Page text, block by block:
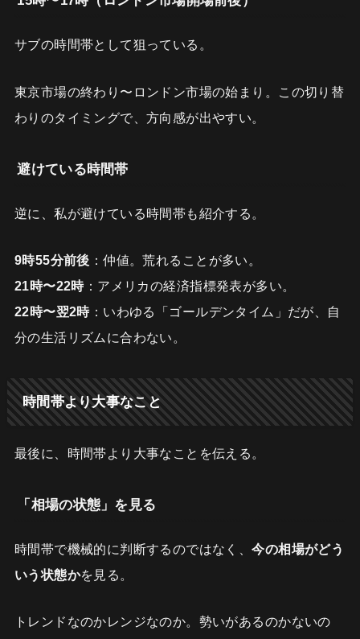
サブの時間帯として狙っている。
東京市場の終わり〜ロンドン市場の始まり。この切り替
わりのタイミングで、方向感が出やすい。
避けている時間帯
逆に、私が避けている時間帯も紹介する。
9時55分前後 ：仲値。荒れることが多い。
21時〜22時：アメリカの経済指標発表が多い。
22時〜翌2時：いわゆる「ゴールデンタイム」だが、自
分の生活リズムに合わない。
時間帯より大事なこと
最後に、時間帯より大事なことを伝える。
「相場の状態」を見る
時間帯で機械的に判断するのではなく、今の相場がどう
いう状態かを見る。
トレンドなのかレンジなのか。勢いがあるのかないの